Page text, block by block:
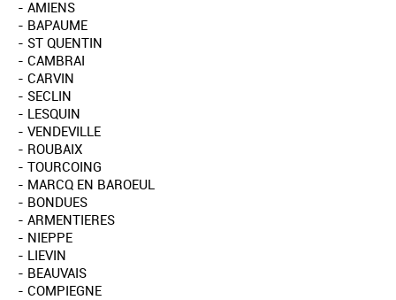
- AMIENS
- BAPAUME
- ST QUENTIN
- CAMBRAI
- CARVIN
- SECLIN
- LESQUIN
- VENDEVILLE
- ROUBAIX
- TOURCOING
- MARCQ EN BAROEUL
- BONDUES
- ARMENTIERES
- NIEPPE
- LIEVIN
- BEAUVAIS
- COMPIEGNE